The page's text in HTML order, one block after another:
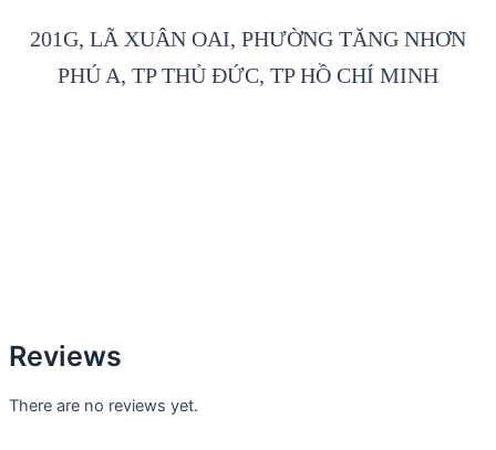
201G, LÃ XUÂN OAI, PHƯỜNG TĂNG NHƠN
PHÚ A, TP THỦ ĐỨC, TP HỒ CHÍ MINH
Reviews
There are no reviews yet.